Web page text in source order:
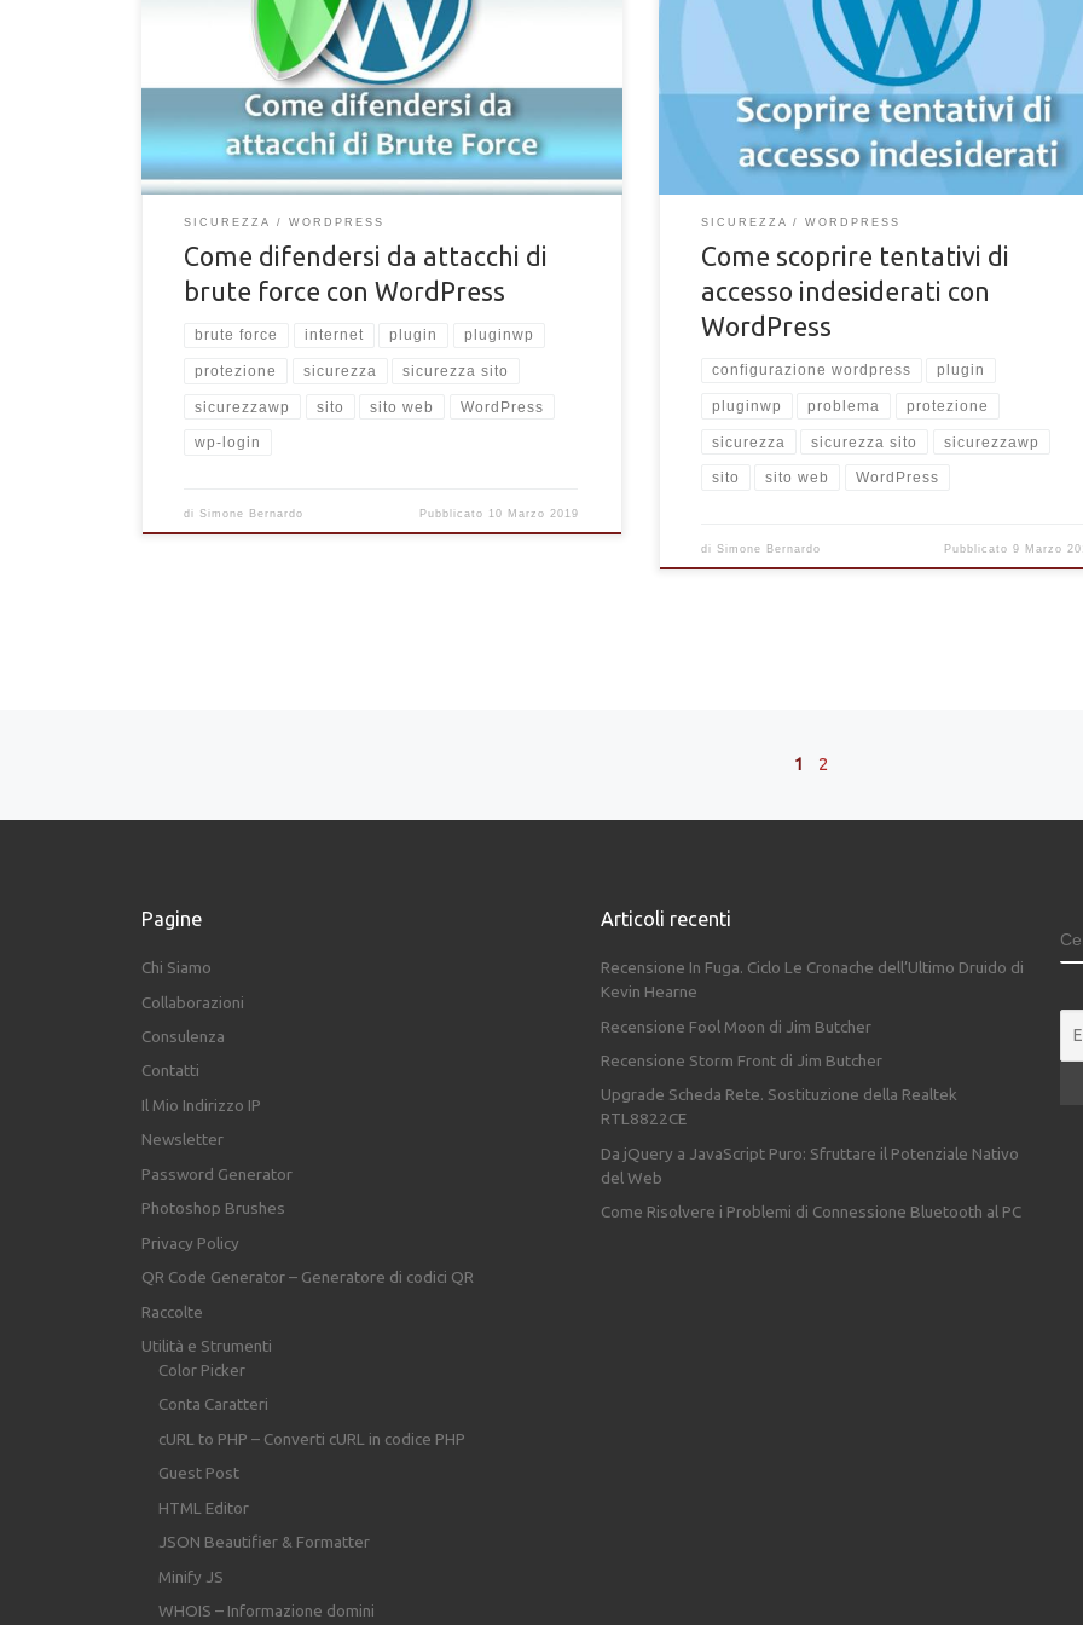
visitano, e vale sia per grandi siti di eCommerce che per i
piccoli blog. Come già descritto nel precedente articolo
Come rilevare accessi indesiderati per un sito creato con
WordPress ogni giorno bot e software di hacking tentano di
SICUREZZA WORDPRESS
Come difendersi da attacchi di
brute force con WordPress
brute force internet plugin pluginwp
protezione sicurezza sicurezza sito
sicurezzawp sito sito web WordPress
wp-login
diSimone Bernardo Pubblicato 10 Marzo 2019
tuo sito web senza che tu lo sappia. Proprio così! Ogni
giorno software malevoli e bot provano ad effettuare il
login nei siti o blog creati con WordPress Ad esempio,
primo mese dalla pubblicazione, ho riscontrato oltre
tentativi di accesso […]
SICUREZZA WORDPRESS
Come scoprire tentativi di
accesso indesiderati con
WordPress
configurazione wordpress plugin
pluginwp problema protezione
sicurezza sicurezza sito sicurezzawp
sito sito web WordPress
di Simone Bernardo Pubblicato 9 Marzo
1 2
Pagine
Chi Siamo
Collaborazioni
Consulenza
Contatti
Il Mio Indirizzo IP
Newsletter
Password Generator
Photoshop Brushes
Privacy Policy
QR Code Generator – Generatore di codici QR
Raccolte
Utilità e Strumenti
Color Picker
Conta Caratteri
cURL to PHP – Converti cURL in codice PHP
Guest Post
HTML Editor
JSON Beautifier & Formatter
Minify JS
WHOIS – Informazione domini
Articoli recenti
Recensione In Fuga. Ciclo Le Cronache dell’Ultimo Druido di
Kevin Hearne
Recensione Fool Moon di Jim Butcher
Recensione Storm Front di Jim Butcher
Upgrade Scheda Rete. Sostituzione della Realtek
RTL8822CE
Da jQuery a JavaScript Puro: Sfruttare il Potenziale Nativo
del Web
Come Risolvere i Problemi di Connessione Bluetooth al PC